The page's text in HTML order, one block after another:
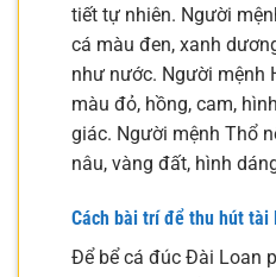
tiết tự nhiên. Người
cá màu đen, xanh
như nước. Người mệnh
màu đỏ, hồng, cam,
giác. Người mệnh Thổ
nâu, vàng đất, hình
Cách bài trí để thu hút tài
Để bể cá đúc Đài Loan